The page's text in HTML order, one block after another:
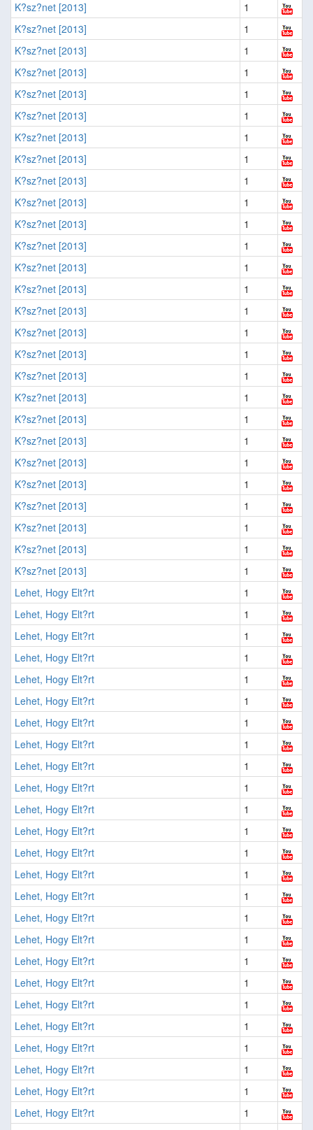
K?sz?net [2013]
1
K?sz?net [2013]
1
K?sz?net [2013]
1
K?sz?net [2013]
1
K?sz?net [2013]
1
K?sz?net [2013]
1
K?sz?net [2013]
1
K?sz?net [2013]
1
K?sz?net [2013]
1
K?sz?net [2013]
1
K?sz?net [2013]
1
K?sz?net [2013]
1
K?sz?net [2013]
1
K?sz?net [2013]
1
K?sz?net [2013]
1
K?sz?net [2013]
1
K?sz?net [2013]
1
K?sz?net [2013]
1
K?sz?net [2013]
1
K?sz?net [2013]
1
K?sz?net [2013]
1
K?sz?net [2013]
1
K?sz?net [2013]
1
K?sz?net [2013]
1
K?sz?net [2013]
1
K?sz?net [2013]
1
K?sz?net [2013]
1
Lehet, Hogy Elt?rt
1
Lehet, Hogy Elt?rt
1
Lehet, Hogy Elt?rt
1
Lehet, Hogy Elt?rt
1
Lehet, Hogy Elt?rt
1
Lehet, Hogy Elt?rt
1
Lehet, Hogy Elt?rt
1
Lehet, Hogy Elt?rt
1
Lehet, Hogy Elt?rt
1
Lehet, Hogy Elt?rt
1
Lehet, Hogy Elt?rt
1
Lehet, Hogy Elt?rt
1
Lehet, Hogy Elt?rt
1
Lehet, Hogy Elt?rt
1
Lehet, Hogy Elt?rt
1
Lehet, Hogy Elt?rt
1
Lehet, Hogy Elt?rt
1
Lehet, Hogy Elt?rt
1
Lehet, Hogy Elt?rt
1
Lehet, Hogy Elt?rt
1
Lehet, Hogy Elt?rt
1
Lehet, Hogy Elt?rt
1
Lehet, Hogy Elt?rt
1
Lehet, Hogy Elt?rt
1
Lehet, Hogy Elt?rt
1